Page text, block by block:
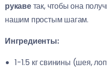
рукаветак, чтобы она
нашим простым шагам.
Ингредиенты:
1-1.5 кг свинины (шея,